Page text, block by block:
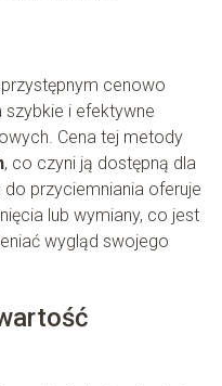
cenowo
i efektywne
Cena tej metody
, co czyni ją dostępną dla
przyciemniania oferuje
lub wymiany, co jest
wygląd swojego